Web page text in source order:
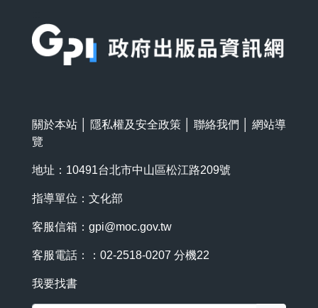
關於本站 隱私權及安全政策 聯絡我們
網站導
覽
地址：10491台北市中山區松江路209號
指導單位：文化部
客服信箱： gpi@moc.gov.tw
客服電話：：02-2518-0207 分機22
我要找書